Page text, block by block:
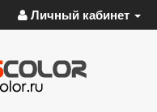
Личный кабинет